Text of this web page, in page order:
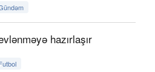
hazırlaşır